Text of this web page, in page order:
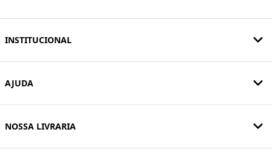
INSTITUCIONAL
AJUDA
NOSSA LIVRARIA